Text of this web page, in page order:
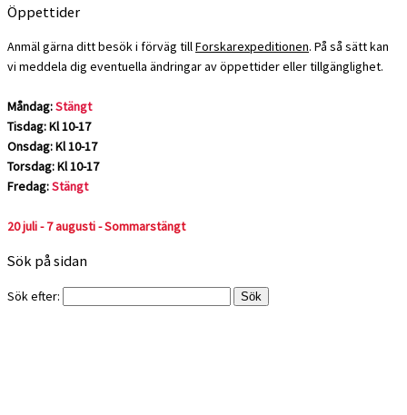
Öppettider
Anmäl gärna ditt besök i förväg tillForskarexpeditionen. På så sätt kan
vi meddela dig eventuella ändringar av öppettider eller tillgänglighet.
Måndag:Stängt
Tisdag: Kl 10-17
Onsdag: Kl 10-17
Torsdag: Kl 10-17
Fredag:Stängt
20 juli - 7 augusti - Sommarstängt
Sök på sidan
Sök efter: